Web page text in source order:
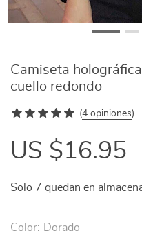
Camiseta
cuello redondo
(4 opiniones)
US $16.95
Solo 7 quedan en
Color: Dorado